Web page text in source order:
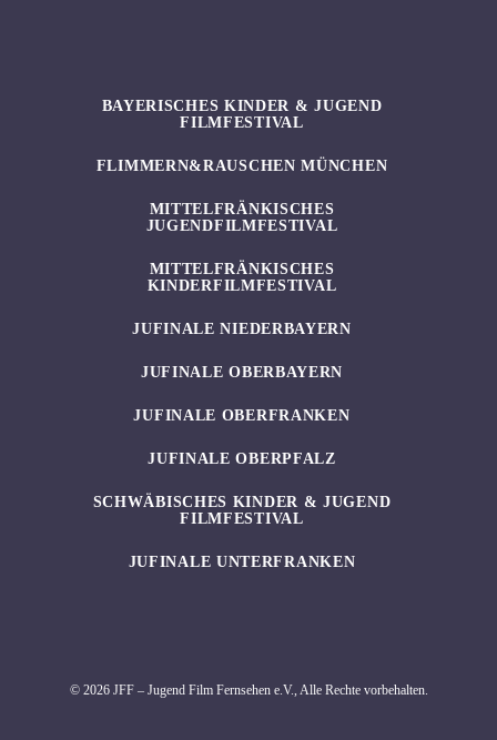
BAYERISCHES KINDER & JUGEND
FILMFESTIVAL
FLIMMERN&RAUSCHEN MÜNCHEN
MITTELFRÄNKISCHES
JUGENDFILMFESTIVAL
MITTELFRÄNKISCHES
KINDERFILMFESTIVAL
JUFINALE NIEDERBAYERN
JUFINALE OBERBAYERN
JUFINALE OBERFRANKEN
JUFINALE OBERPFALZ
SCHWÄBISCHES KINDER & JUGEND
FILMFESTIVAL
JUFINALE UNTERFRANKEN
© 2026 JFF – Jugend Film Fernsehen e.V., Alle Rechte vorbehalten.